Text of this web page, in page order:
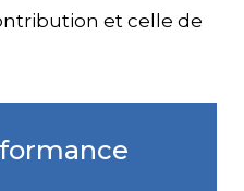
et celle de